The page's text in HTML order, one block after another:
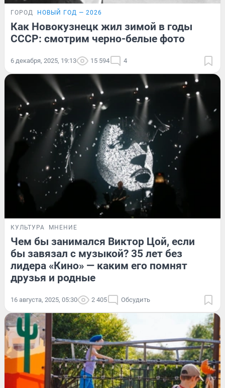
ГОРОД НОВЫЙ ГОД — 2026
Как Новокузнецк жил зимой в годы
СССР: смотрим черно-белые фото
6 декабря, 2025, 19:13 15 594 4
КУЛЬТУРА МНЕНИЕ
Чем бы занимался Виктор Цой, если
бы завязал с музыкой? 35 лет без
лидера «Кино» — каким его помнят
друзья и родные
16 августа, 2025, 05:30 2 405 Обсудить